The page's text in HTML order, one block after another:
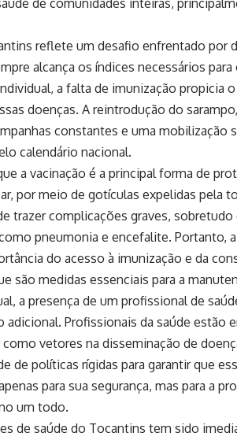
reflete um desafio enfrentado por
alcança os índices necessários
a falta de imunização propicia
doenças. A reintrodução do
constantes e uma mobilização
calendário nacional.
a vacinação é a principal forma de
por meio de gotículas expelidas pela
trazer complicações graves, sobretudo
pneumonia e encefalite. Portanto,
do acesso à imunização e da
são medidas essenciais para a
a presença de um profissional de
adicional. Profissionais da saúde estão
vetores na disseminação de
de políticas rígidas para garantir que
para sua segurança, mas para a
um todo.
de saúde do Tocantins tem sido